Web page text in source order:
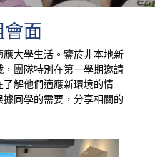
面
大學生活。鑒於非本地新
團隊特別在第一學期邀請
解他們適應新環境的情
同學的需要，分享相關的